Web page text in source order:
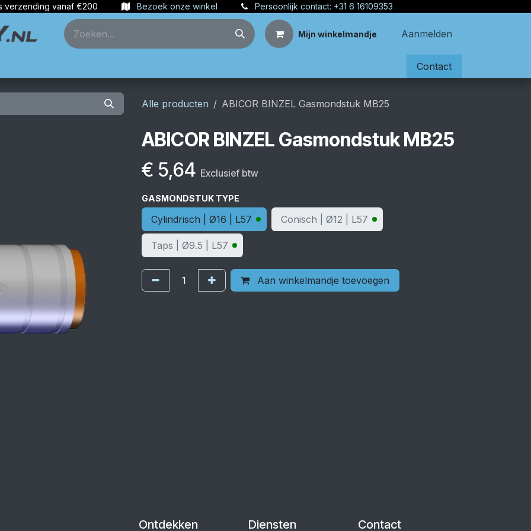
verzending vanaf €200 Bezoek onze winkel Persoonlijk contact: +31 6 16109353
Mijn winkelmandje Aanmelden
Contact
Alle producten ABICOR BINZEL Gasmondstuk MB25
ABICOR BINZEL Gasmondstuk MB25
€ 5,64 Exclusief btw
GASMONDSTUK TYPE
Cylindrisch | Ø16 | L57 Conisch | Ø12 | L57
Taps | Ø9.5 | L57
Aan winkelmandje toevoegen
Contact
Diensten
Ontdekken